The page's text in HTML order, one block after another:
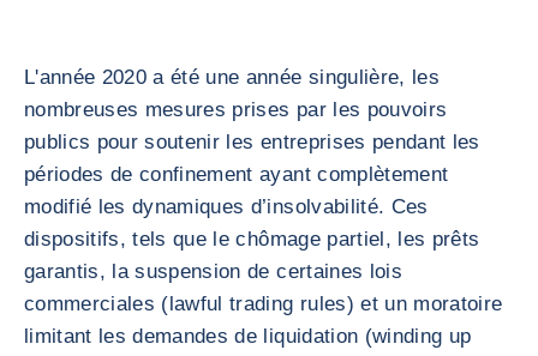
L'année 2020 a été une année singulière, les
nombreuses mesures prises par les pouvoirs
publics pour soutenir les entreprises pendant les
périodes de confinement ayant complètement
modifié les dynamiques d’insolvabilité. Ces
dispositifs, tels que le chômage partiel, les prêts
garantis, la suspension de certaines lois
commerciales (lawful trading rules) et un moratoire
limitant les demandes de liquidation (winding up